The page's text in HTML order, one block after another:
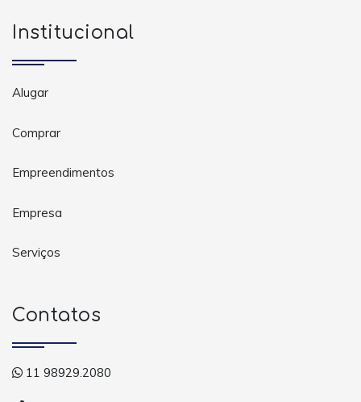
Institucional
Alugar
Comprar
Empreendimentos
Empresa
Serviços
Contatos
11 98929.2080